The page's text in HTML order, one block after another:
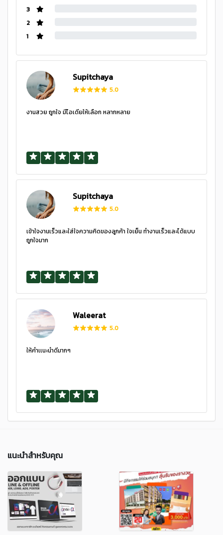
3
2
1
Supitchaya
5.0
งานสวย ถูกใจ มีไอเดียให้เลือก หลากหลาย
Supitchaya
5.0
เข้าใจงานเร็วและใส่ใจความคิดของลูกค้า ใจเย็น ทำงานเร็วและได้แบบ
ถูกใจมาก
Waleerat
5.0
ให้คำเเนะนำดีมากๆ
แนะนำสำหรับคุณ